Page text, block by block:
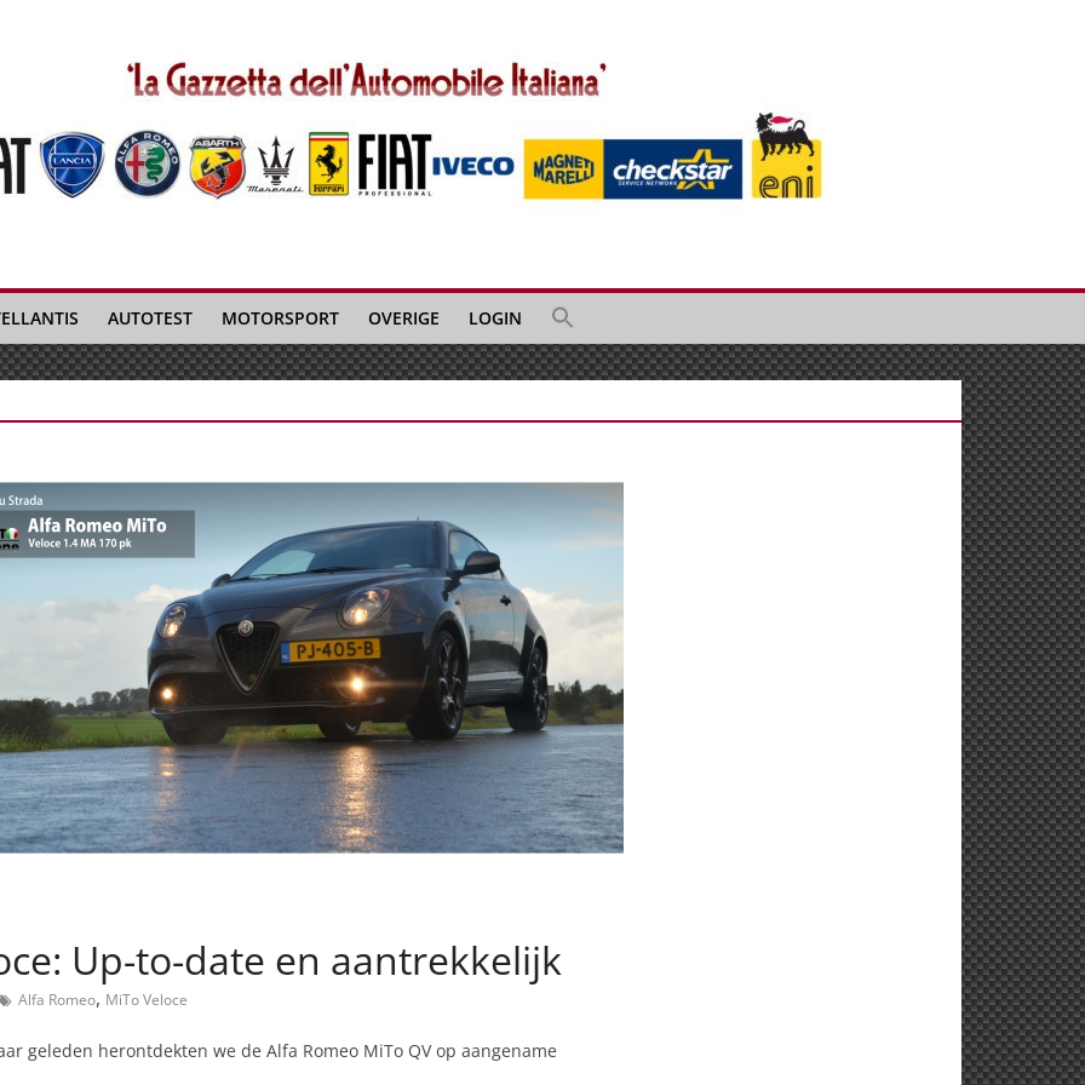
AUTOTEST MOTORSPORT OVERIGE LOGIN
Up-to-date en aantrekkelijk
Alfa Romeo, MiTo Veloce
geleden herontdekten we de Alfa Romeo MiTo QV op aangename